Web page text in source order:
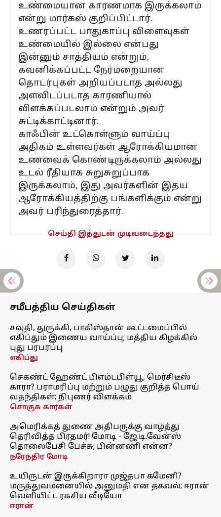
உண்மையான காரணமாக இருக்கலாம்
என்று மார்கஸ் குறிப்பிட்டார்.
உணரப்பட்ட பாதுகாப்பு விளைவுகள்
உண்மையில் இல்லை என்பது
இன்னும் சாத்தியம் என்றும்,
கவனிக்கப்பட்ட நேர்மறையான
தொடர்புகள் அறியப்படாத அல்லது
அளவிடப்படாத காரணியால்
விளக்கப்படலாம் என்றும் அவர்
சுட்டிக்காட்டினார்.
காஃபின் உட்கொள்ளும் வாய்ப்பு
அதிகம் உள்ளவர்கள் ஆரோக்கியமான
உணவைக் கொண்டிருக்கலாம் அல்லது
உடல் ரீதியாக சுறுசுறுப்பாக
இருக்கலாம், இது அவர்களின் இதய
ஆரோக்கியத்திற்கு பங்களிக்கும் என்று
அவர் பரிந்துரைத்தார்.
செய்தி இத்துடன் முடிவடைந்தது
சமீபத்திய செய்திகள்
சவுதி, துருக்கி, பாகிஸ்தான் கூட்டமைப்பில்
எகிப்தும் இணைய வாய்ப்பு; மத்திய கிழக்கில்
புது பரபரப்பு
எகிப்து
செகண்ட் ஹேண்ட் பிஎம்டபிள்யூ, மெர்சிடீஸ்
காரா? பராமரிப்பு மற்றும் பழுது குறித்த பொய்
வதந்திகள்; நிபுணர் விளக்கம்
சொகுசு கார்கள்
அமெரிக்கத் துணை அதிபருக்கு வாழ்த்து
தெரிவித்த பிரதமர்! மோடி - ஜே.டி.வேன்ஸ்
தொலைபேசி பேச்சு; பின்னணி என்ன?
நரேந்திர மோடி
உயிருடன் இருக்கிறாரா முஜ்தபா கமேனி?
மருத்துவமனையில் அனுமதி என தகவல்; ஈரான்
வெளியிட்ட ரகசிய வீடியோ
ஈரான்